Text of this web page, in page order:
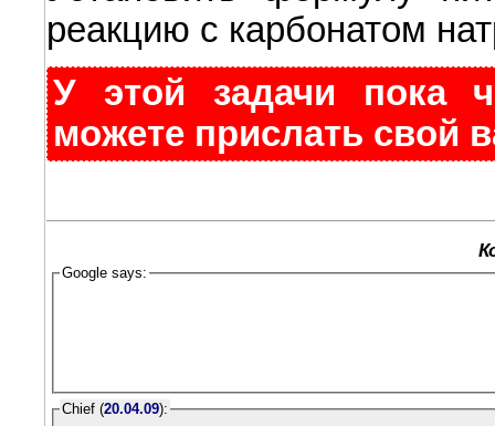
реакцию с карбонатом
У этой задачи пока
можете прислать свой
Google says:
Chief (20.04.09):